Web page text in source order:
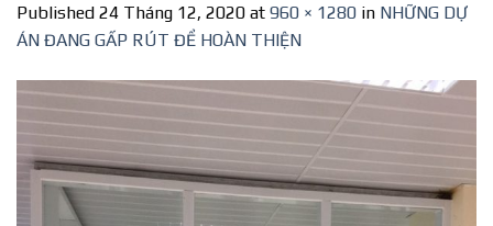
Published 24 Tháng 12, 2020 at 960 × 1280 in NHỮNG DỰ
ÁN ĐANG GẤP RÚT ĐỂ HOÀN THIỆN